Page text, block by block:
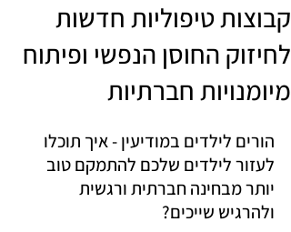
קבוצות טיפוליות חדשות
לחיזוק החוסן הנפשי ופיתוח
מיומנויות חברתיות
הורים לילדים במודיעין - איך תוכלו
לעזור לילדים שלכם להתמקם טוב
יותר מבחינה חברתית ורגשית
ולהרגיש שייכים?